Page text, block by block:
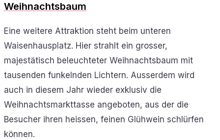
Weihnachtsbaum
Eine weitere Attraktion steht beim unteren
Waisenhausplatz. Hier strahlt ein grosser,
majestätisch beleuchteter Weihnachtsbaum mit
tausenden funkelnden Lichtern. Ausserdem wird
auch in diesem Jahr wieder exklusiv die
Weihnachtsmarkttasse angeboten, aus der die
Besucher ihren heissen, feinen Glühwein schlürfen
können.